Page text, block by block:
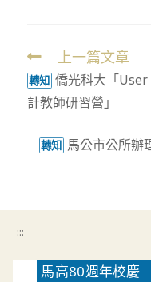
Read
more
articles
上一篇文章
轉知 僑光科大「
計教師研習營」
轉知 馬公市公所辦
:::
馬高80週年校慶